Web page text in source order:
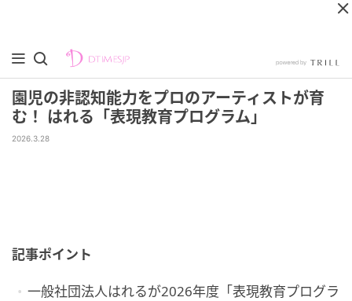
園児の非認知能力をプロのアーティストが育
む！ はれる「表現教育プログラム」
2026.3.28
記事ポイント
一般社団法人はれるが2026年度「表現教育プログラ